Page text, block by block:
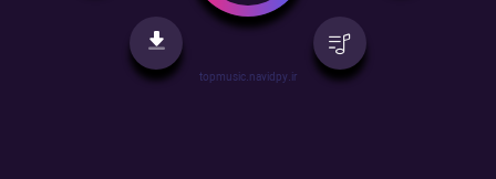
topmusic.navidpy.ir